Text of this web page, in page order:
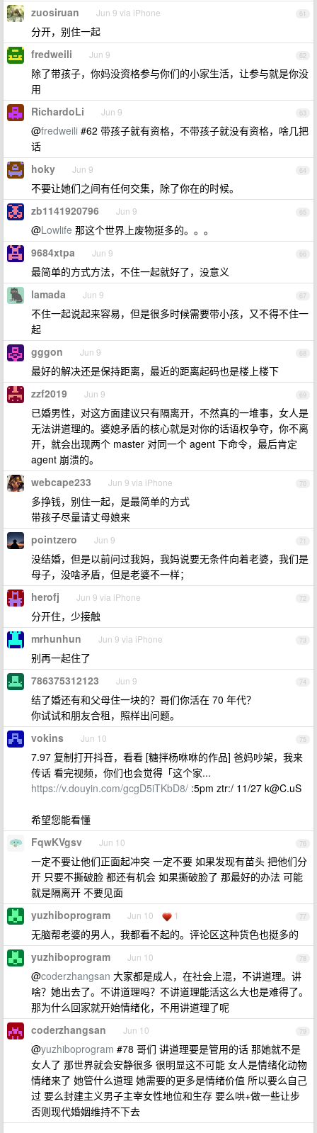
61
zuosiruan Jun 9 via iPhone
分开，别住一起
62
fredweili Jun 9
除了带孩子，你妈没资格参与你们的小家生活，让参与就是你没
用
63
RichardoLi Jun 9
@fredweili #62 带孩子就有资格，不带孩子就没有资格，啥几把
话
64
hoky Jun 9
不要让她们之间有任何交集，除了你在的时候。
65
zb1141920796 Jun 9
@Lowlife 那这个世界上废物挺多的。。。
66
9684xtpa Jun 9
最简单的方式方法，不住一起就好了，没意义
67
lamada Jun 9
不住一起说起来容易，但是很多时候需要带小孩，又不得不住一
起
68
gggon Jun 9
最好的解决还是保持距离，最近的距离起码也是楼上楼下
69
zzf2019 Jun 9
已婚男性，对这方面建议只有隔离开，不然真的一堆事，女人是
无法讲道理的。婆媳矛盾的核心就是对你的话语权争夺，你不离
开，就会出现两个 master 对同一个 agent 下命令，最后肯定
agent 崩溃的。
70
webcape233 Jun 9 via iPhone
多挣钱，别住一起，是最简单的方式
带孩子尽量请丈母娘来
71
pointzero Jun 9
没结婚，但是以前问过我妈，我妈说要无条件向着老婆，我们是
母子，没啥矛盾，但是老婆不一样；
72
herofj Jun 9 via iPhone
分开住，少接触
73
mrhunhun Jun 9 via iPhone
别再一起住了
74
786375312123 Jun 9
结了婚还有和父母住一块的？哥们你活在 70 年代？
你试试和朋友合租，照样出问题。
75
vokins Jun 10
7.97 复制打开抖音，看看 [糖拌杨咻咻的作品] 爸妈吵架，我来
传话 看完视频，你们也会觉得「这个家...
https://v.douyin.com/gcgD5iTKbD8/ :5pm ztr:/ 11/27 k@C.uS
希望您能看懂
76
FqwKVgsv Jun 10
一定不要让他们正面起冲突 一定不要 如果发现有苗头 把他们分
开 只要不撕破脸 都还有机会 如果撕破脸了 那最好的办法 可能
就是隔离开 不要见面
77
yuzhiboprogram Jun 10 1
无脑帮老婆的男人，我都看不起的。评论区这种货色也挺多的
78
yuzhiboprogram Jun 10
@coderzhangsan 大家都是成人，在社会上混，不讲道理。讲
啥？她出去了。不讲道理吗？不讲道理能活这么大也是难得了。
那为什么回家就开始情绪化，不用讲道理了呢
79
coderzhangsan Jun 10
@yuzhiboprogram #78 哥们 讲道理要是管用的话 那她就不是
女人了 那世界就会安静很多 很明显这不可能 女人是情绪化动物
情绪来了 她管什么道理 她需要的更多是情绪价值 所以要么自己
过 要么封建主义男子主宰女性地位和生存 要么哄+做一些让步
否则现代婚姻维持不下去